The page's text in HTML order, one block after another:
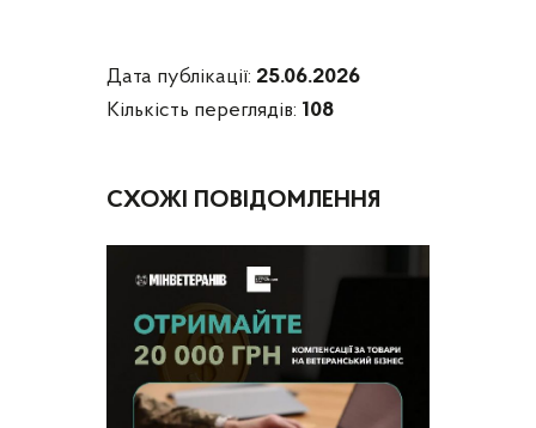
Дата публікації: 25.06.2026
Кількість переглядів: 108
СХОЖІ ПОВІДОМЛЕННЯ